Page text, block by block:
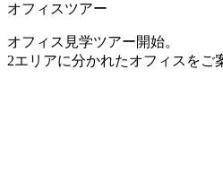
オフィスツアー
オフィス見学ツアー開始。
2エリアに分かれたオフィスをご